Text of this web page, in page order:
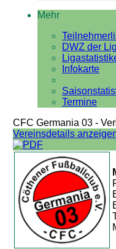
Mehr
DWZ der
Infokarte
Termine
CFC Germania 03 -
Vereinsdetails